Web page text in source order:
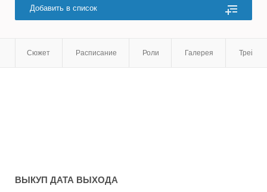
Добавить в список
Сюжет Расписание Роли Галерея
ВЫКУП ДАТА ВЫХОДА